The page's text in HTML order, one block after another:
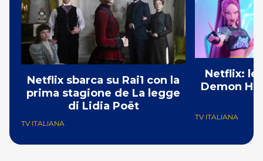
Netflix sbarca su Rai1 con la
prima stagione de La legge
di Lidia Poët
TV ITALIANA
Netflix: le
Demon
TV ITALIANA